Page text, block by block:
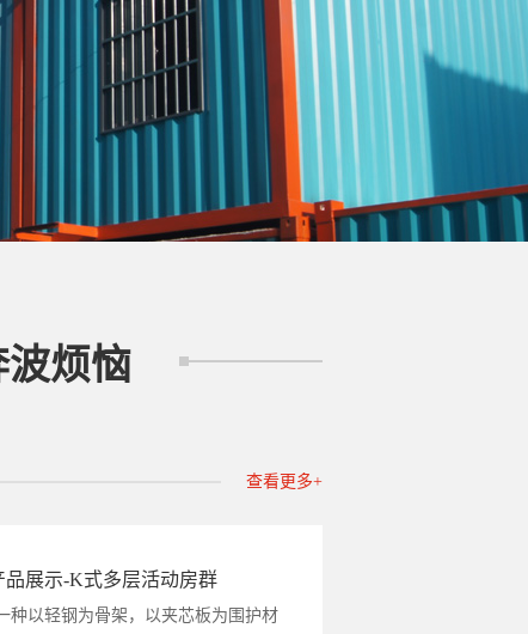
波烦恼
查看更多+
品展示-K式多层活动房群
种以轻钢为骨架，以夹芯板为围护材